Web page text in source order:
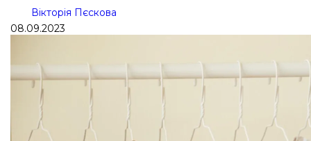
Вікторія Пєскова
08.09.2023